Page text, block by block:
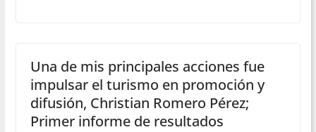
Una de mis principales acciones fue
impulsar el turismo en promoción y
difusión, Christian Romero Pérez;
Primer informe de resultados